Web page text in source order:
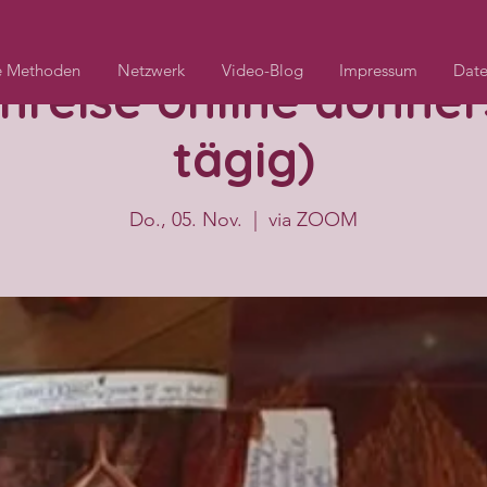
Methoden Netzwerk Video-Blog Impressum
online
tägig)
Do., 05. Nov. via ZOOM